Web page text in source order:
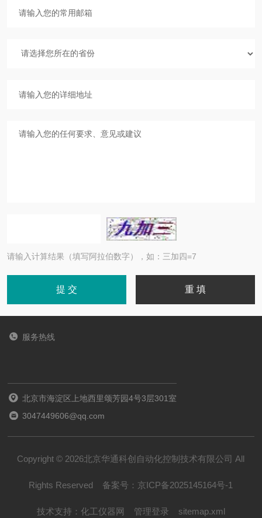
请输入计算结果（填写阿拉伯数字），如：三加四=7
服务热线
北京市海淀区上地西里颂芳园4号3层301室
3047449606@qq.com
Copyright © 2026北京华通科创自动化控制技术有限公司 All
Rights Reserved 备案号： 京ICP备2025145164号-1
技术支持： 化工仪器网 管理登录 sitemap.xml